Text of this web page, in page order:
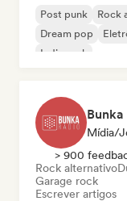
Post punk Rock
Dream pop
Indie rock
Bunka
Mídia/
> 900
Rock alternativo
Garage rock
Escrever artigos